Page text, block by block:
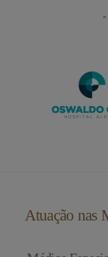
Atuação nas